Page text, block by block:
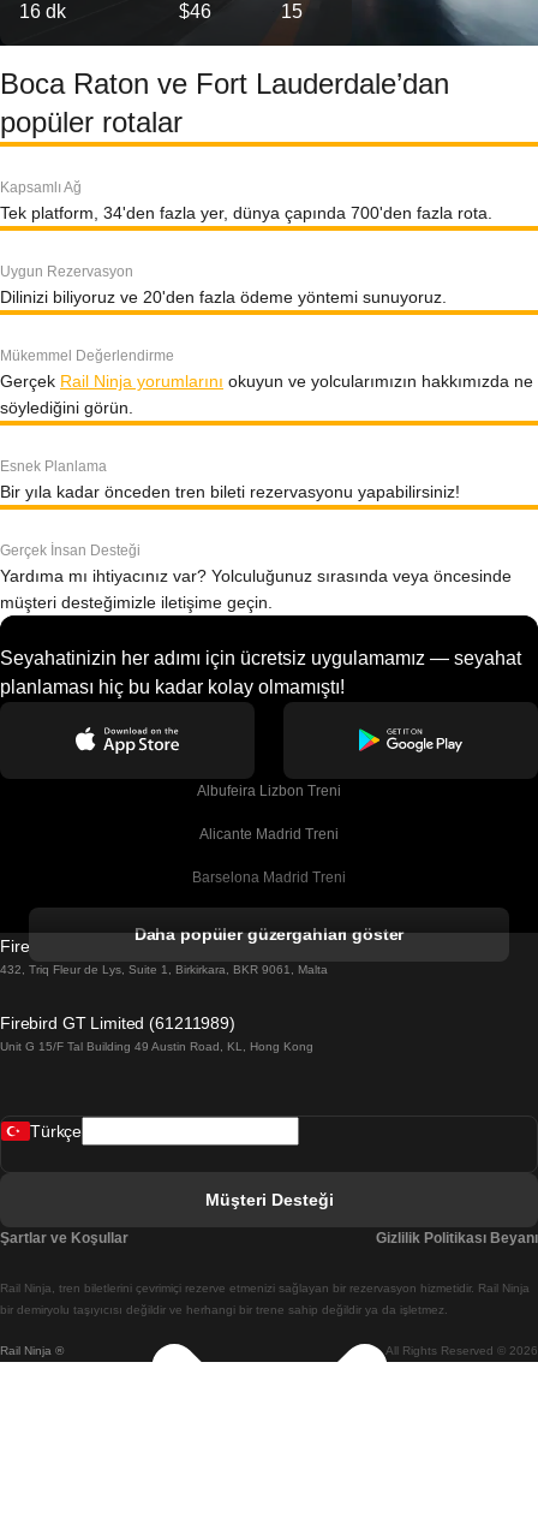
16 dk $46 15
Boca Raton ve Fort Lauderdale’dan
popüler rotalar
Kapsamlı Ağ
Tek platform, 34'den fazla yer, dünya çapında 700'den fazla rota.
Uygun Rezervasyon
Dilinizi biliyoruz ve 20'den fazla ödeme yöntemi sunuyoruz.
Mükemmel Değerlendirme
Gerçek Rail Ninja yorumlarını okuyun ve yolcularımızın hakkımızda ne
söylediğini görün.
Esnek Planlama
Bir yıla kadar önceden tren bileti rezervasyonu yapabilirsiniz!
Gerçek İnsan Desteği
Yardıma mı ihtiyacınız var? Yolculuğunuz sırasında veya öncesinde
müşteri desteğimizle iletişime geçin.
Seyahatinizin her adımı için ücretsiz uygulamamız — seyahat
planlaması hiç bu kadar kolay olmamıştı!
Albufeira Lizbon Treni
Alicante Madrid Treni
Barselona Madrid Treni
Barselona Sevilla Treni
Belfast Dublin Treni
Budapeşte Viyana Treni
Busan Cheonan(Asan) Treni
Daha popüler güzergahları göster
Firebird GT Limited (OC 1451)
432, Triq Fleur de Lys, Suite 1, Birkirkara, BKR 9061, Malta
Firebird GT Limited (61211989)
Unit G 15/F Tal Building 49 Austin Road, KL, Hong Kong
Rail Ninja ® All Rights Reserved © 2026
Rail Ninja, tren biletlerini çevrimiçi rezerve etmenizi sağlayan bir rezervasyon hizmetidir. Rail Ninja
bir demiryolu taşıyıcısı değildir ve herhangi bir trene sahip değildir ya da işletmez.
Türkçe
Müşteri Desteği
Şartlar ve Koşullar Gizlilik Politikası Beyanı